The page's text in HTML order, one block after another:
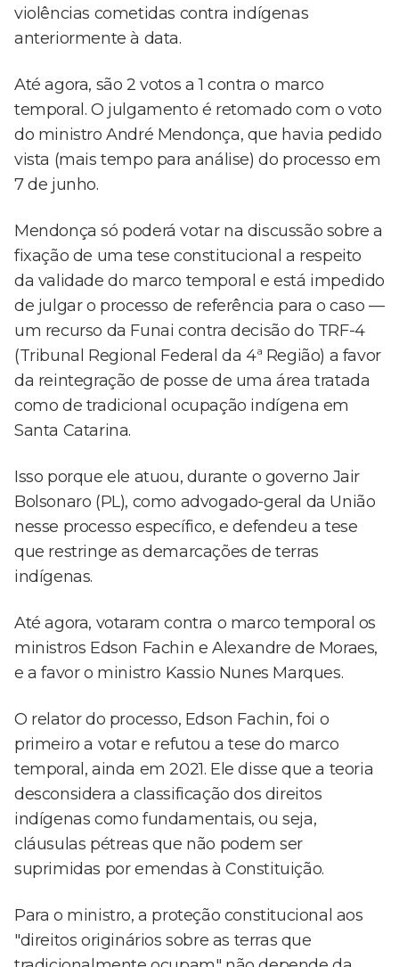
violências cometidas contra indígenas
anteriormente à data.
Até agora, são 2 votos a 1 contra o marco
temporal. O julgamento é retomado com o voto
do ministro André Mendonça, que havia pedido
vista (mais tempo para análise) do processo em
7 de junho.
Mendonça só poderá votar na discussão sobre a
fixação de uma tese constitucional a respeito
da validade do marco temporal e está impedido
de julgar o processo de referência para o caso —
um recurso da Funai contra decisão do TRF-4
(Tribunal Regional Federal da 4ª Região) a favor
da reintegração de posse de uma área tratada
como de tradicional ocupação indígena em
Santa Catarina.
Isso porque ele atuou, durante o governo Jair
Bolsonaro (PL), como advogado-geral da União
nesse processo específico, e defendeu a tese
que restringe as demarcações de terras
indígenas.
Até agora, votaram contra o marco temporal os
ministros Edson Fachin e Alexandre de Moraes,
e a favor o ministro Kassio Nunes Marques.
O relator do processo, Edson Fachin, foi o
primeiro a votar e refutou a tese do marco
temporal, ainda em 2021. Ele disse que a teoria
desconsidera a classificação dos direitos
indígenas como fundamentais, ou seja,
cláusulas pétreas que não podem ser
suprimidas por emendas à Constituição.
Para o ministro, a proteção constitucional aos
"direitos originários sobre as terras que